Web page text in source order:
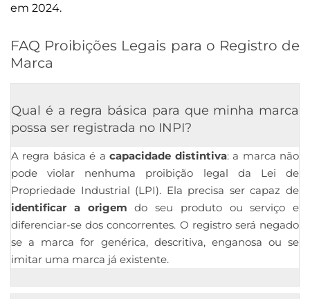
em 2024.
FAQ Proibições Legais para o Registro de
Marca
Qual é a regra básica para que minha marca
possa ser registrada no INPI?
A regra básica é acapacidade distintiva: a marca não
pode violar nenhuma proibição legal da Lei de
Propriedade Industrial (LPI). Ela precisa ser capaz de
identificar a origem do seu produto ou serviço e
diferenciar-se dos concorrentes. O registro será negado
se a marca for genérica, descritiva, enganosa ou se
imitar uma marca já existente.